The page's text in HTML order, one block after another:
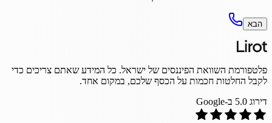
הבא
פלטפורמת השוואת הפיננסים של ישראל. כל המידע שאתם צריכים כדי
לקבל החלטות חכמות על הכסף שלכם, במקום אחד.
דירוג 5.0 ב-Google